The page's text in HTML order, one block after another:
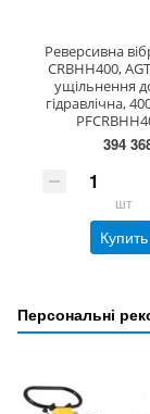
Реверсивна
CRBHH400,
ущільнення
гідравлічна,
394
шт
Купить
Персональні